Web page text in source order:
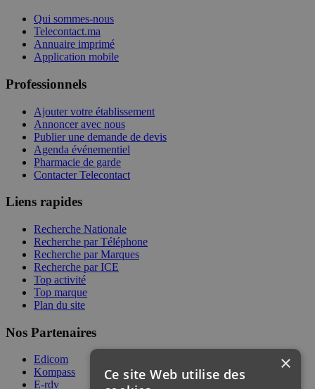
Qui sommes-nous
Telecontact.ma
Annuaire imprimé
Application mobile
Professionnels
Ajouter votre établissement
Annoncer avec nous
Publier une demande de devis
Agenda événementiel
Pharmacie de garde
Contacter Telecontact
Liens rapides
Recherche Nationale
Recherche par Téléphone
Recherche par Marques
Recherche par ICE
Top activité
Top marque
Plan du site
Nos Partenaires
Edicom
Kompass
E-rdv
×
Ce site Web utilise des